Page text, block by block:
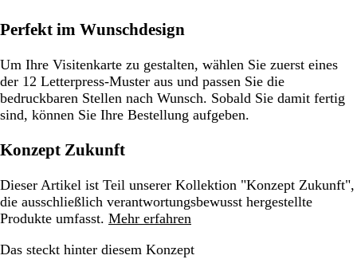
Perfekt im Wunschdesign
Um Ihre Visitenkarte zu gestalten, wählen Sie zuerst eines
der 12 Letterpress-Muster aus und passen Sie die
bedruckbaren Stellen nach Wunsch. Sobald Sie damit fertig
sind, können Sie Ihre Bestellung aufgeben.
Konzept Zukunft
Dieser Artikel ist Teil unserer Kollektion "Konzept Zukunft",
die ausschließlich verantwortungsbewusst hergestellte
Produkte umfasst. Mehr erfahren
Das steckt hinter diesem Konzept